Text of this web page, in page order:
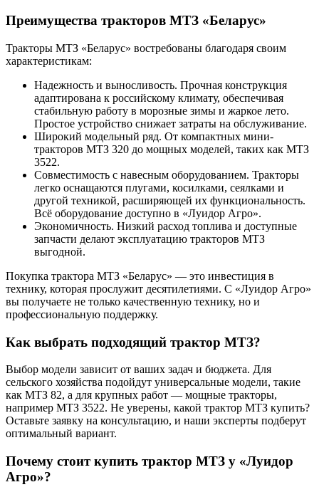
Преимущества тракторов МТЗ «Беларус»
Тракторы МТЗ «Беларус» востребованы благодаря своим
характеристикам:
Надежность и выносливость. Прочная конструкция
адаптирована к российскому климату, обеспечивая
стабильную работу в морозные зимы и жаркое лето.
Простое устройство снижает затраты на обслуживание.
Широкий модельный ряд. От компактных мини-
тракторов МТЗ 320 до мощных моделей, таких как МТЗ
3522.
Совместимость с навесным оборудованием. Тракторы
легко оснащаются плугами, косилками, сеялками и
другой техникой, расширяющей их функциональность.
Всё оборудование доступно в «Луидор Агро».
Экономичность. Низкий расход топлива и доступные
запчасти делают эксплуатацию тракторов МТЗ
выгодной.
Покупка трактора МТЗ «Беларус» — это инвестиция в
технику, которая прослужит десятилетиями. С «Луидор Агро»
вы получаете не только качественную технику, но и
профессиональную поддержку.
Как выбрать подходящий трактор МТЗ?
Выбор модели зависит от ваших задач и бюджета. Для
сельского хозяйства подойдут универсальные модели, такие
как МТЗ 82, а для крупных работ — мощные тракторы,
например МТЗ 3522. Не уверены, какой трактор МТЗ купить?
Оставьте заявку на консультацию, и наши эксперты подберут
оптимальный вариант.
Почему стоит купить трактор МТЗ у «Луидор
Агро»?